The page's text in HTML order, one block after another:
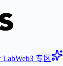
LabWeb3 专区